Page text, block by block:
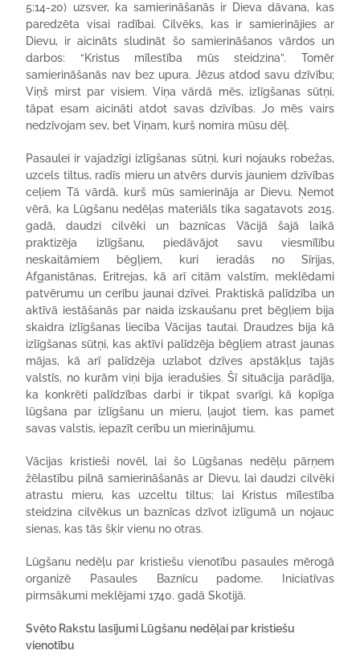
5:14-20) uzsver, ka samierināšanās ir Dieva dāvana, kas
paredzēta visai radībai. Cilvēks, kas ir samierinājies ar
Dievu, ir aicināts sludināt šo samierināšanos vārdos un
darbos: “Kristus mīlestība mūs steidzina”. Tomēr
samierināšanās nav bez upura. Jēzus atdod savu dzīvību;
Viņš mirst par visiem. Viņa vārdā mēs, izlīgšanas sūtņi,
tāpat esam aicināti atdot savas dzīvības. Jo mēs vairs
nedzīvojam sev, bet Viņam, kurš nomira mūsu dēļ.
Pasaulei ir vajadzīgi izlīgšanas sūtņi, kuri nojauks robežas,
uzcels tiltus, radīs mieru un atvērs durvis jauniem dzīvības
ceļiem Tā vārdā, kurš mūs samierināja ar Dievu. Ņemot
vērā, ka Lūgšanu nedēļas materiāls tika sagatavots 2015.
gadā, daudzi cilvēki un baznīcas Vācijā šajā laikā
praktizēja izlīgšanu, piedāvājot savu viesmīlību
neskaitāmiem bēgļiem, kuri ieradās no Sīrijas,
Afganistānas, Eritrejas, kā arī citām valstīm, meklēdami
patvērumu un cerību jaunai dzīvei. Praktiskā palīdzība un
aktīvā iestāšanās par naida izskaušanu pret bēgļiem bija
skaidra izlīgšanas liecība Vācijas tautai. Draudzes bija kā
izlīgšanas sūtņi, kas aktīvi palīdzēja bēgļiem atrast jaunas
mājas, kā arī palīdzēja uzlabot dzīves apstākļus tajās
valstīs, no kurām viņi bija ieradušies. Šī situācija parādīja,
ka konkrēti palīdzības darbi ir tikpat svarīgi, kā kopīga
lūgšana par izlīgšanu un mieru, ļaujot tiem, kas pamet
savas valstis, iepazīt cerību un mierinājumu.
Vācijas kristieši novēl, lai šo Lūgšanas nedēļu pārņem
žēlastību pilnā samierināšanās ar Dievu, lai daudzi cilvēki
atrastu mieru, kas uzceltu tiltus; lai Kristus mīlestība
steidzina cilvēkus un baznīcas dzīvot izlīgumā un nojauc
sienas, kas tās šķir vienu no otras.
Lūgšanu nedēļu par kristiešu vienotību pasaules mērogā
organizē Pasaules Baznīcu padome. Iniciatīvas
pirmsākumi meklējami 1740. gadā Skotijā.
Svēto Rakstu lasījumi Lūgšanu nedēļai par kristiešu
vienotību